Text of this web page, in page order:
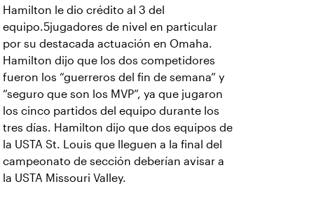
Hamilton le dio crédito al 3 del
equipo.5jugadores de nivel en particular
por su destacada actuación en Omaha.
Hamilton dijo que los dos competidores
fueron los “guerreros del fin de semana” y
“seguro que son los MVP”, ya que jugaron
los cinco partidos del equipo durante los
tres días. Hamilton dijo que dos equipos de
la USTA St. Louis que lleguen a la final del
campeonato de sección deberían avisar a
la USTA Missouri Valley.